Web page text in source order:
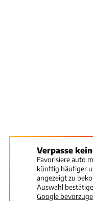
Verpasse
Favorisiere auto
künftig häufiger
angezeigt zu
Auswahl
Google